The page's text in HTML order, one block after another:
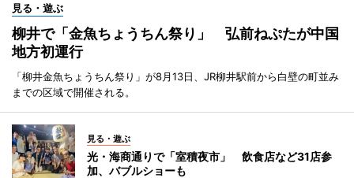
見る・遊ぶ
柳井で「金魚ちょうちん祭り」 弘前ねぷたが中国
地方初運行
「柳井金魚ちょうちん祭り」が8月13日、JR柳井駅前から白壁の町並み
までの区域で開催される。
見る・遊ぶ
光・海商通りで「室積夜市」 飲食店など31店参
加、バブルショーも